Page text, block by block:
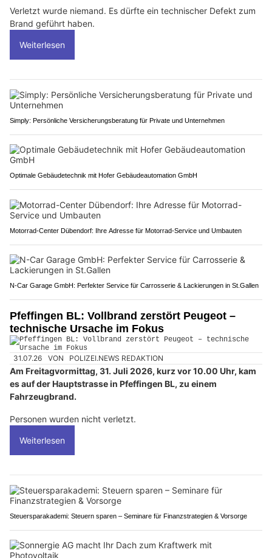
Verletzt wurde niemand. Es dürfte ein technischer Defekt zum
Brand geführt haben.
Weiterlesen
Simply: Persönliche Versicherungsberatung für Private und Unternehmen
Optimale Gebäudetechnik mit Hofer Gebäudeautomation GmbH
Motorrad-Center Dübendorf: Ihre Adresse für Motorrad-Service und Umbauten
N-Car Garage GmbH: Perfekter Service für Carrosserie & Lackierungen in St.Gallen
Pfeffingen BL: Vollbrand zerstört Peugeot –
technische Ursache im Fokus
31.07.26 VON POLIZEI.NEWS REDAKTION
Am Freitagvormittag, 31. Juli 2026, kurz vor 10.00 Uhr, kam
es auf der Hauptstrasse in Pfeffingen BL, zu einem
Fahrzeugbrand.
Personen wurden nicht verletzt.
Weiterlesen
Steuersparakademi: Steuern sparen – Seminare für Finanzstrategien & Vorsorge